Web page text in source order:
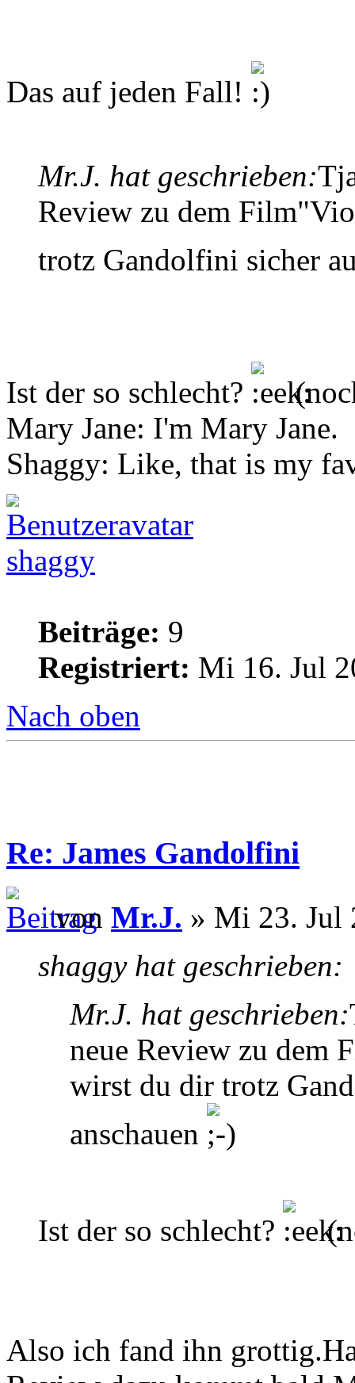
Das auf jeden Fall!
Mr.J. hat geschrieben:
Review zu dem
trotz Gandolfini sicher
Ist der so schlecht?
Mary Jane: I'm Mary Jane.
Shaggy: Like, that is my
shaggy
Beiträge: 9
Registriert: Mi 16. Jul
Nach oben
Re: James Gandolfini
von Mr.J. » Mi 23. Jul
shaggy hat geschrieben:
Mr.J. hat geschrieben:
neue Review zu dem
wirst du dir trotz
anschauen
Ist der so schlecht?
Also ich fand ihn